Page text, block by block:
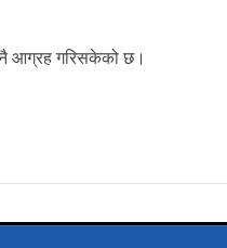
नै आग्रह गरिसकेको छ।